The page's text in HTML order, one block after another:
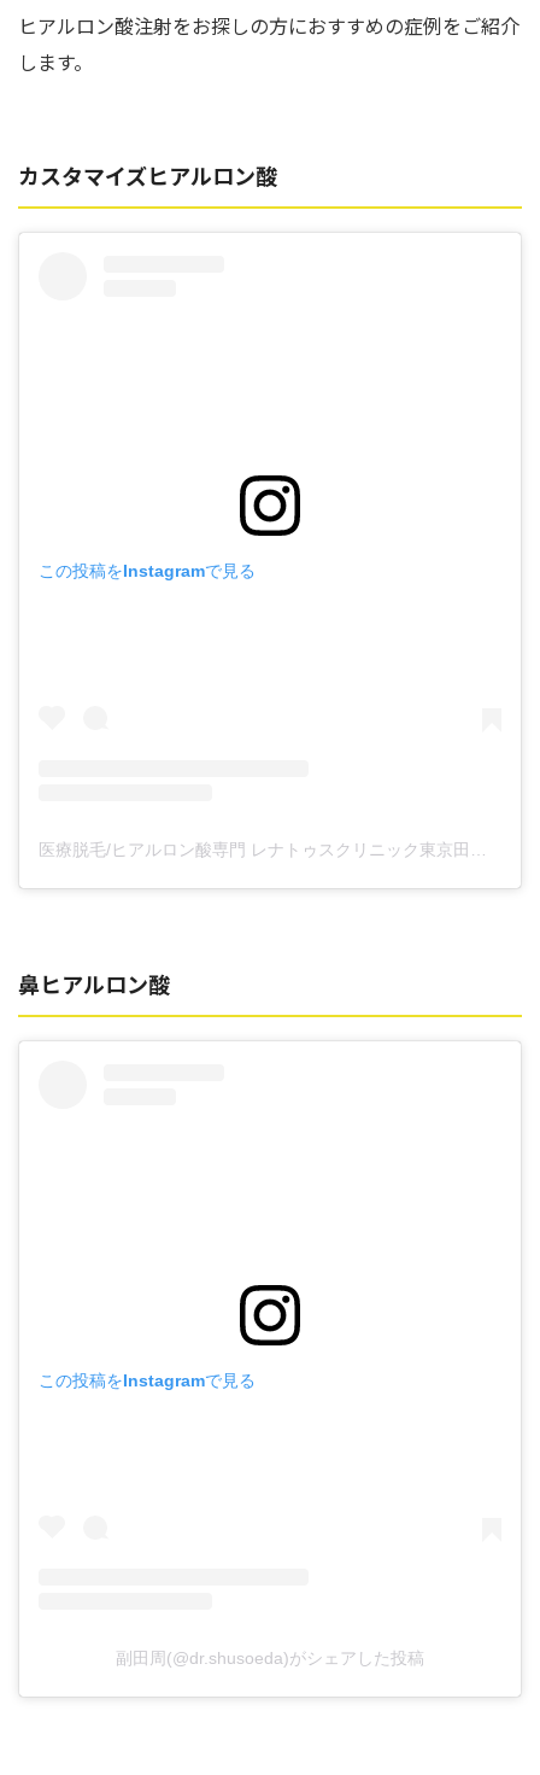
ヒアルロン酸注射をお探しの方におすすめの症例をご紹介
します。
カスタマイズヒアルロン酸
この投稿をInstagramで見る
鼻ヒアルロン酸
この投稿をInstagramで見る
副田周(@dr.shusoeda)がシェアした投稿